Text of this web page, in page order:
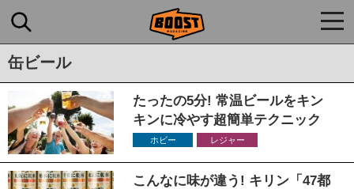
缶ビール
たったの5分! 常温ビールをキン
キンに冷やす超簡単テクニック
ホビー レジャー
こんなに味が違う! キリン「47都